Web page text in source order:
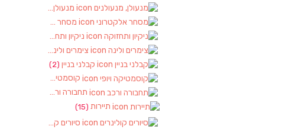
מנעולן, מנעולנים
מסחר אלקטרוני
ניקיון ותחזוקה
צימרים ולינה
קבלני בניין (2)
קוסמטיקה ויופי
תחבורה ורכב
תיירות (15)
סיורים קולינרים